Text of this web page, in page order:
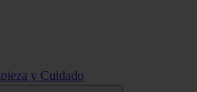
y Cuidado